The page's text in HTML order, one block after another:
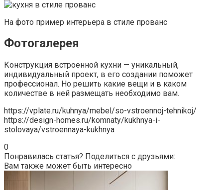
На фото пример интерьера в стиле прованс
Фотогалерея
Конструкция встроенной кухни — уникальный,
индивидуальный проект, в его создании поможет
профессионал. Но решить какие вещи и в каком
количестве в ней размещать необходимо вам.
https://vplate.ru/kuhnya/mebel/so-vstroennoj-tehnikoj/
https://design-homes.ru/komnaty/kukhnya-i-
stolovaya/vstroennaya-kukhnya
0
Понравилась статья? Поделиться с друзьями:
Вам также может быть интересно